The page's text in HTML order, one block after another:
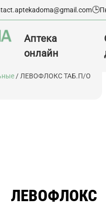
🕒
Аптека
онлайн
/ ЛЕВОФЛОКС ТАБ.П/О
ЛЕВОФЛОКС